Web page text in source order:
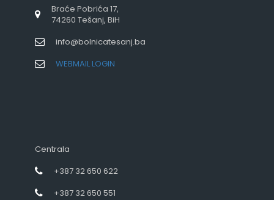
Braće Pobrića 17,
74260 Tešanj, BiH
info@bolnicatesanj.ba
WEBMAIL LOGIN
Centrala
+387 32 650 622
+387 32 650 551